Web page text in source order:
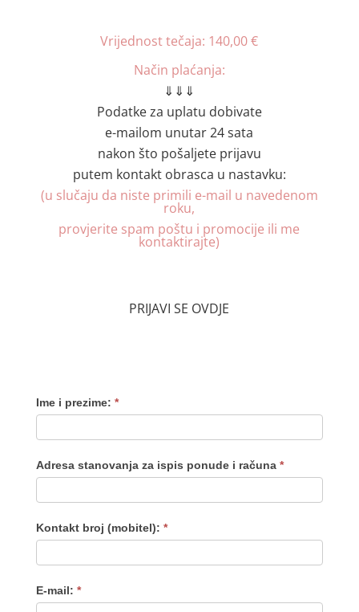
Vrijednost tečaja: 140,00 €
Način plaćanja:
⇓⇓⇓
Podatke za uplatu dobivate
e-mailom unutar 24 sata
nakon što pošaljete prijavu
putem kontakt obrasca u nastavku:
(u slučaju da niste primili e-mail u navedenom
roku,
provjerite spam poštu i promocije ili me
kontaktirajte)
PRIJAVI SE OVDJE
Ime i prezime: *
Adresa stanovanja za ispis ponude i računa *
Kontakt broj (mobitel): *
E-mail: *